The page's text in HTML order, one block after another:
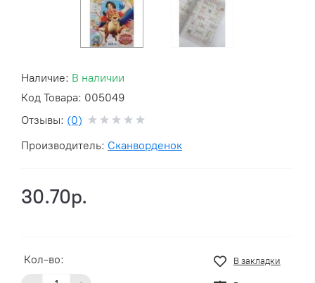
Наличие: В наличии
Код Товара: 005049
Отзывы: (0)
Производитель: Сканворденок
30.70р.
Кол-во: В закладки